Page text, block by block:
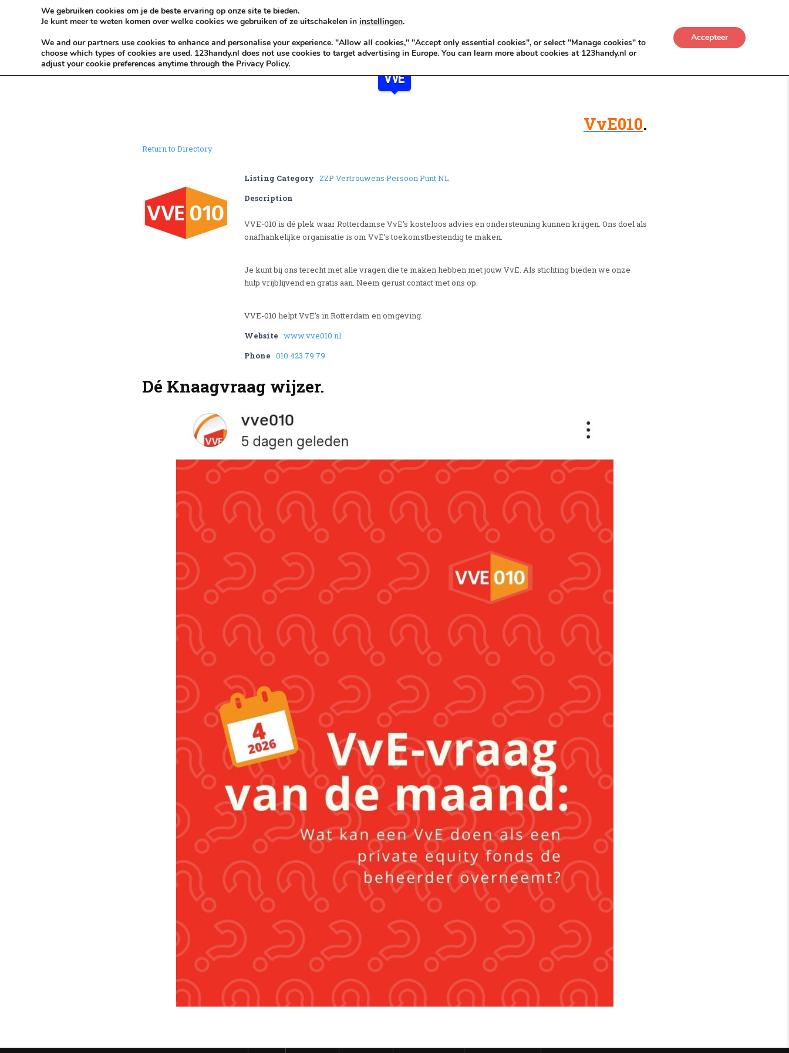
Skip to content
KEEP ICT CLEAN
VvE
VvE010.
Return to Directory
Listing Category
ZZP Vertrouwens Persoon Punt NL
Description
VVE-010 is dé plek waar Rotterdamse VvE’s kosteloos advies en ondersteuning kunnen krijgen. Ons doel als
onafhankelijke organisatie is om VvE’s toekomstbestendig te maken.
Je kunt bij ons terecht met alle vragen die te maken hebben met jouw VvE. Als stichting bieden we onze
hulp vrijblijvend en gratis aan. Neem gerust contact met ons op.
VVE-010 helpt VvE’s in Rotterdam en omgeving.
Website www.vve010.nl
Phone 010 423 79 79
Dé Knaagvraag wijzer.
We gebruiken cookies om je de beste ervaring op onze site te bieden.
Je kunt meer te weten komen over welke cookies we gebruiken of ze uitschakelen in instellingen.
We and our partners use cookies to enhance and personalise your experience. "Allow all cookies," "Accept only essential cookies", or select "Manage cookies" to
choose which types of cookies are used. 123handy.nl does not use cookies to target advertising in Europe. You can learn more about cookies at 123handy.nl or
adjust your cookie preferences anytime through the Privacy Policy.
Accepteer